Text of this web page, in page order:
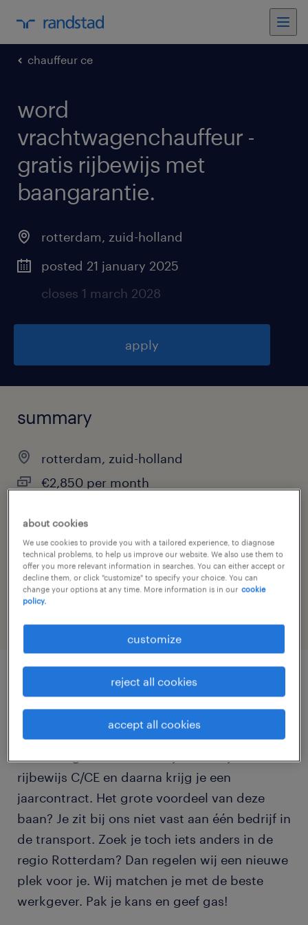
chauffeur ce
word
vrachtwagenchauffeur -
gratis rijbewijs met
baangarantie.
rotterdam, zuid-holland
posted 21 january 2025
closes 1 march 2028
apply
summary
rotterdam, zuid-holland
€2,850 per month
job category
other
job details
Stop met dromen en word
rijbewijs C/CE en daarna krijg je een
jaarcontract. Het grote voordeel van deze
baan? Je zit bij ons niet vast aan één bedrijf in
de transport. Zoek je toch iets anders in de
regio Rotterdam? Dan regelen wij een nieuwe
plek voor je. Wij matchen je met de beste
werkgever. Pak je kans en geef gas!
about cookies
We use cookies to provide you with a tailored experience, to diagnose
technical problems, to help us improve our website. We also use them to
offer you more relevant information in searches. You can either accept or
decline them, or click "customize" to specify your choice. You can
change your options at any time. More information is in our cookie
policy.
customize
reject all cookies
accept all cookies